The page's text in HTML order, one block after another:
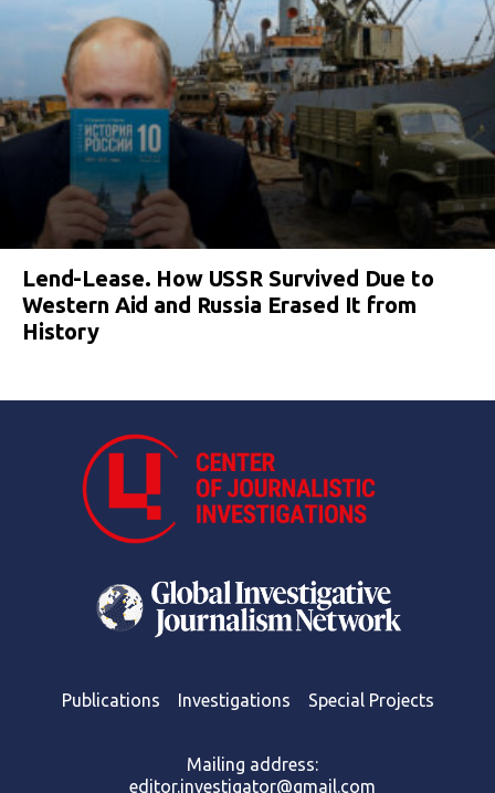
Lend-Lease. How USSR Survived Due to
Western Aid and Russia Erased It from
History
Publications Investigations Special Projects
Mailing address:
editor.investigator@gmail.com